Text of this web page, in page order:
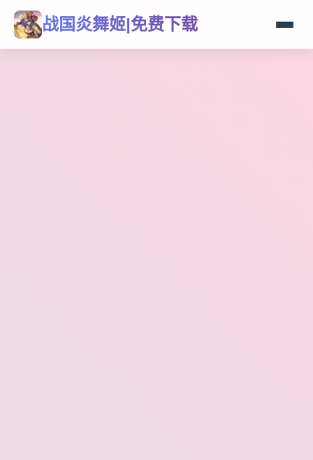
战国炎舞姬|免费下载